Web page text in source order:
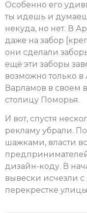
Особенно его
ты идешь и
некуда, но нет. В
даже на забор
они сделали
ещё эти заборы
возможно только в
Варламов в своем
столицу Поморья.
И вот, спустя
рекламу убрали.
шажками, власти
дизайн-коду. В
вывески исчезли
перекрестке